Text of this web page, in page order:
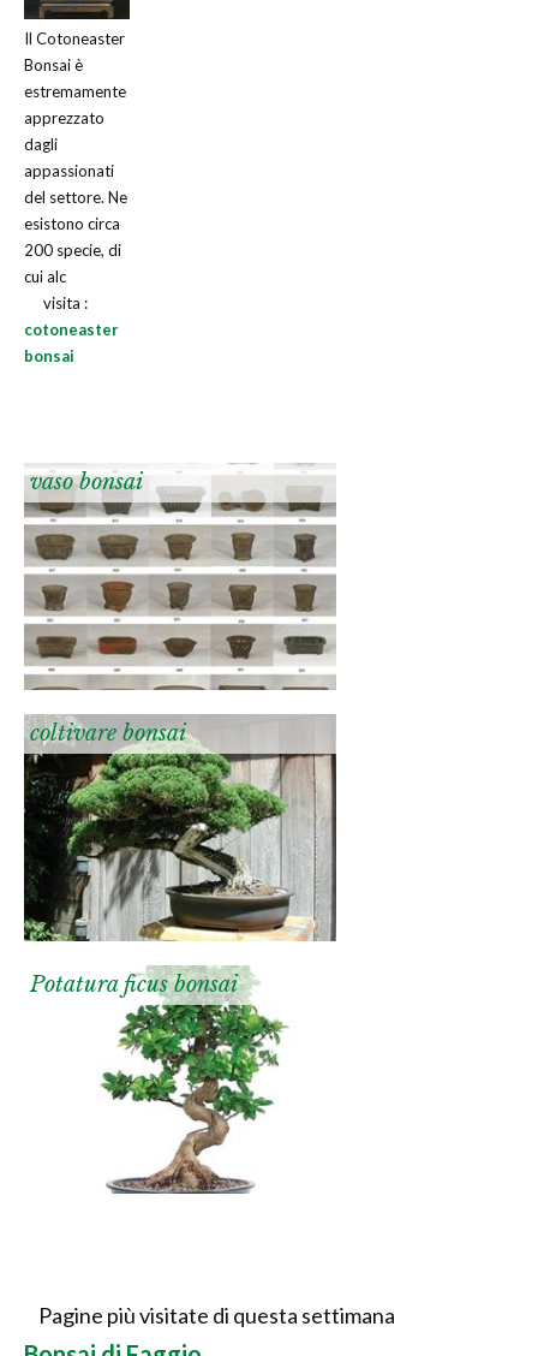
Il Cotoneaster
Bonsai è
estremamente
apprezzato
dagli
appassionati
del settore. Ne
esistono circa
200 specie, di
cui alc
visita :
cotoneaster
bonsai
vaso bonsai
coltivare bonsai
Potatura ficus bonsai
Pagine più visitate di questa settimana